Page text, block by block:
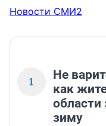
Новости СМИ2
1
Не
как
области
зиму